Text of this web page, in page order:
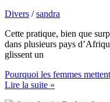
Divers /sandra
Cette pratique, bien que
dans plusieurs pays
glissent un
Pourquoi les femmes
Lire la suite »